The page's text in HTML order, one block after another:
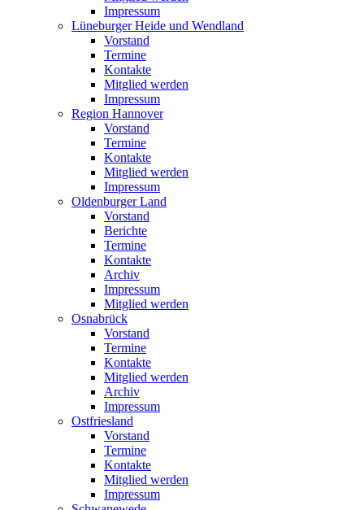
Impressum
Lüneburger Heide und Wendland
Vorstand
Termine
Kontakte
Mitglied werden
Impressum
Region Hannover
Vorstand
Termine
Kontakte
Mitglied werden
Impressum
Oldenburger Land
Vorstand
Berichte
Termine
Kontakte
Archiv
Impressum
Mitglied werden
Osnabrück
Vorstand
Termine
Kontakte
Mitglied werden
Archiv
Impressum
Ostfriesland
Vorstand
Termine
Kontakte
Mitglied werden
Impressum